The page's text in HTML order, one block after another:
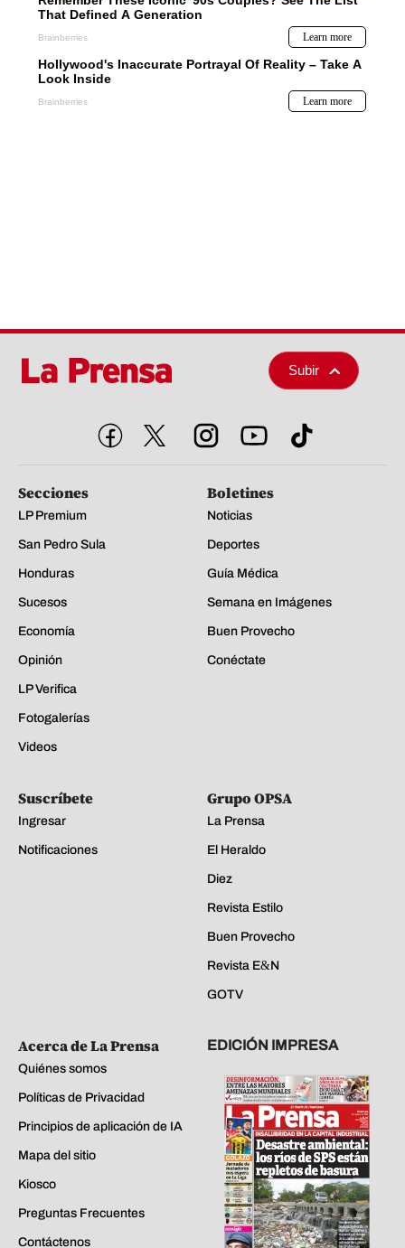
Subir
Secciones
LP Premium
San Pedro Sula
Honduras
Sucesos
Economía
Opinión
LP Verifica
Fotogalerías
Videos
Boletines
Noticias
Deportes
Guía Médica
Semana en Imágenes
Buen Provecho
Conéctate
Suscríbete
Ingresar
Notificaciones
Grupo OPSA
La Prensa
El Heraldo
Diez
Revista Estilo
Buen Provecho
Revista E&N
GOTV
Acerca de La Prensa
Quiénes somos
Políticas de Privacidad
Principios de aplicación de IA
Mapa del sitio
Kiosco
Preguntas Frecuentes
Contáctenos
EDICIÓN IMPRESA